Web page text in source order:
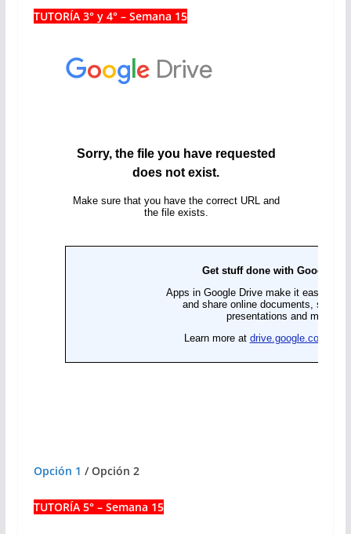
TUTORÍA 3° y 4° – Semana 15
Opción 1 / Opción 2
TUTORÍA 5° – Semana 15